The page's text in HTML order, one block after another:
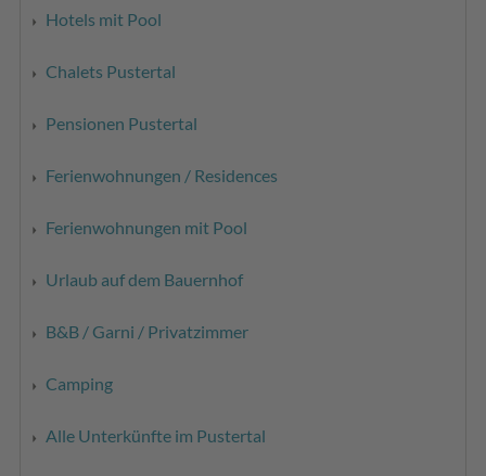
Hotels mit Pool
Chalets Pustertal
Pensionen Pustertal
Ferienwohnungen / Residences
Ferienwohnungen mit Pool
Urlaub auf dem Bauernhof
B&B / Garni / Privatzimmer
Camping
Alle Unterkünfte im Pustertal